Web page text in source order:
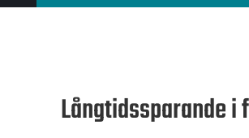
Långtidssparande i